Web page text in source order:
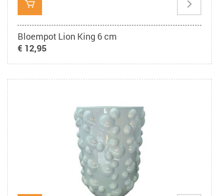
Bloempot Lion King 6 cm
€ 12,95